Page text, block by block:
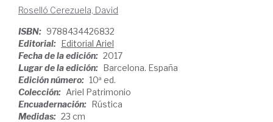
Roselló Cerezuela, David
ISBN: 9788434426832
Editorial: Editorial Ariel
Fecha de la edición: 2017
Lugar de la edición: Barcelona. España
Edición número: 10ª ed.
Colección: Ariel Patrimonio
Encuadernación: Rústica
Medidas: 23 cm